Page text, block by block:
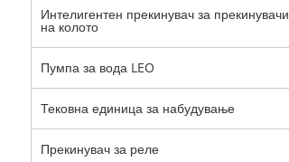
Интелигентен прекинувач за прекинувачи
на колото
Пумпа за вода LEO
Тековна единица за набудување
Прекинувач за реле